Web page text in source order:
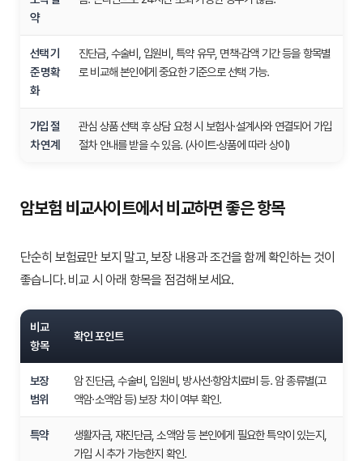
약
선택 기
준 명확
화
진단금, 수술비, 입원비, 특약 유무, 면책·감액 기간 등을 항목별
로 비교해 본인에게 중요한 기준으로 선택 가능.
가입 절
차 연계
관심 상품 선택 후 상담 요청 시 보험사·설계사와 연결되어 가입
절차 안내를 받을 수 있음. (사이트·상품에 따라 상이)
암보험 비교사이트에서 비교하면 좋은 항목
단순히 보험료만 보지 말고, 보장 내용과 조건을 함께 확인하는 것이
좋습니다. 비교 시 아래 항목을 점검해 보세요.
비교
항목
확인 포인트
보장
범위
암 진단금, 수술비, 입원비, 방사선·항암치료비 등. 암 종류별(고
액암·소액암 등) 보장 차이 여부 확인.
특약
생활자금, 재진단금, 소액암 등 본인에게 필요한 특약이 있는지,
가입 시 추가 가능한지 확인.